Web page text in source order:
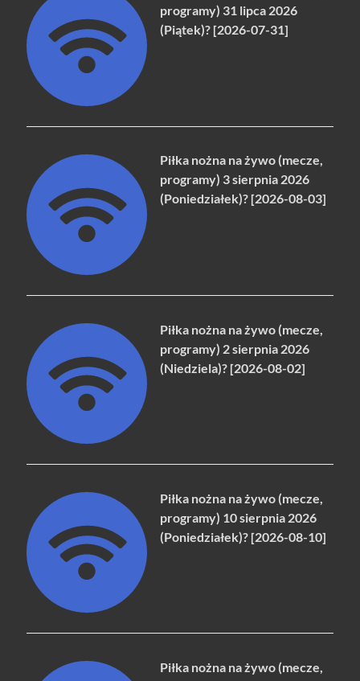
programy) 31 lipca 2026
(Piątek)? [2026-07-31]
Piłka nożna na żywo (mecze,
programy) 3 sierpnia 2026
(Poniedziałek)? [2026-08-03]
Piłka nożna na żywo (mecze,
programy) 2 sierpnia 2026
(Niedziela)? [2026-08-02]
Piłka nożna na żywo (mecze,
programy) 10 sierpnia 2026
(Poniedziałek)? [2026-08-10]
Piłka nożna na żywo (mecze,